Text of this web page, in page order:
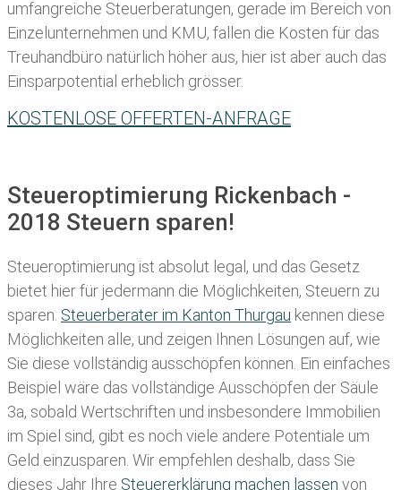
umfangreiche Steuerberatungen, gerade im Bereich von
Einzelunternehmen und KMU, fallen die Kosten für das
Treuhandbüro natürlich höher aus, hier ist aber auch das
Einsparpotential erheblich grösser.
KOSTENLOSE OFFERTEN-ANFRAGE
Steueroptimierung Rickenbach -
2018 Steuern sparen!
Steueroptimierung ist absolut legal, und das Gesetz
bietet hier für jedermann die Möglichkeiten, Steuern zu
sparen. Steuerberater im K anton Thurgau kennen diese
Möglichkeiten alle, und zeigen Ihnen Lösungen auf, wie
Sie diese vollständig ausschöpfen können. Ein einfaches
Beispiel wäre das vollständige Ausschöpfen der Säule
3a, sobald Wertschriften und insbesondere Immobilien
im Spiel sind, gibt es noch viele andere Potentiale um
Geld einzusparen. Wir empfehlen deshalb, dass Sie
dieses Jahr Ihre Steuererklärung machen lassen von